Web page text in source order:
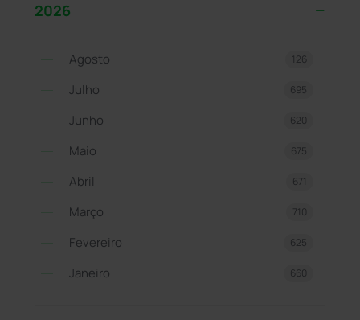
2026
Agosto 126
Julho 695
Junho 620
Maio 675
Abril 671
Março 710
Fevereiro 625
Janeiro 660